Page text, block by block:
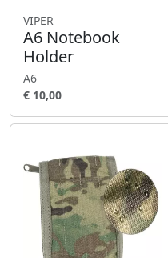
VIPER
A6 Notebook
Holder
A6
€ 10,00